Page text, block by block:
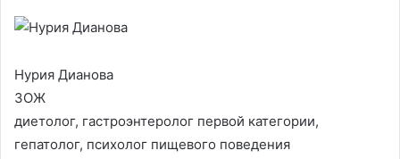
Нурия Дианова
ЗОЖ
диетолог, гастроэнтеролог первой категории,
гепатолог, психолог пищевого поведения